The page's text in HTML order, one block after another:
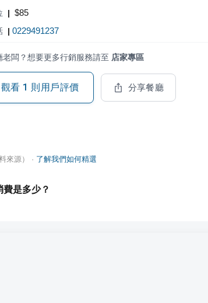
| $85
| 0229491237
老闆？想要更多行銷服務請至 店家專區
觀看 1 則用戶評價 分享餐廳
來源） · 了解我們如何精選
是多少？